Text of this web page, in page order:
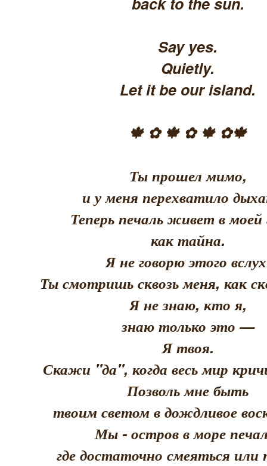
Say yes.
Quietly.
Let it be our island.
🍁 ✿ 🍁 ✿ 🍁 ✿🍁
Ты прошел мимо,
и у меня перехватило
Теперь печаль живет в моей
как тайна.
Я не говорю этого
Ты смотришь сквозь меня, как
Я не знаю, кто я,
знаю только это —
Я твоя.
Скажи "да", когда весь мир
Позволь мне быть
твоим светом в дождливое
Мы - остров в море
где достаточно смеяться или